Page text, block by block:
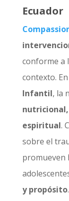
Ecuador
conforme a
contexto.
Infantil, la
espiritual.
sobre el
promueven
y propósito.